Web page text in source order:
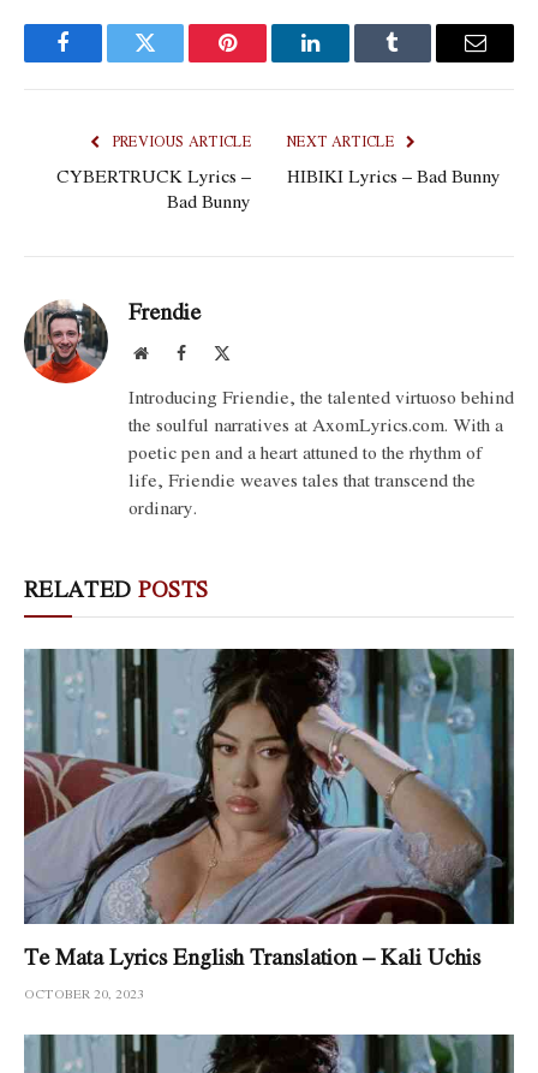
FacebookTwitter Pinterest LinkedInTumblr Email
PREVIOUS ARTICLE
CYBERTRUCK Lyrics –
Bad Bunny
NEXT ARTICLE
HIBIKI Lyrics – Bad Bunny
Frendie
WebsiteFacebook
Introducing Friendie, the talented virtuoso behind
the soulful narratives at AxomLyrics.com. With a
poetic pen and a heart attuned to the rhythm of
life, Friendie weaves tales that transcend the
ordinary.
RELATED POSTS
Te Mata Lyrics English Translation – Kali Uchis
OCTOBER 20, 2023